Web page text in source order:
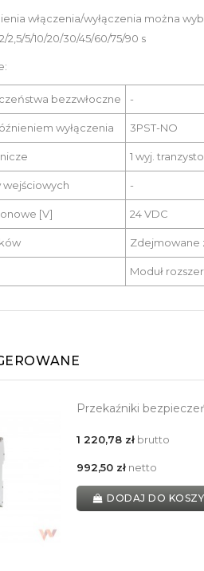
włączenia/wyłączenia można
2,5/5/10/20/30/45/60/75/90 s
bezzwłoczne -
wyłączenia 3PST-NO
1 wyj.
wejściowych -
[V] 24 VDC
Zdejmowane
Moduł
Przekaźniki
1 220,78 złbrutto
992,50 złnetto
DODAJ DO